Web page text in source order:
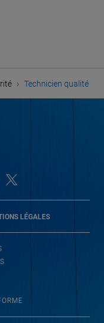
› Technicien qualité
LÉGALES